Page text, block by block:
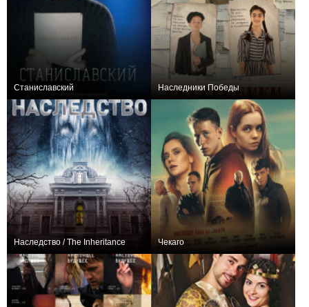
Станиславский Наследники Победы
Наследство / The Inheritance Чекаго